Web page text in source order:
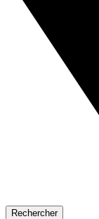
Rechercher